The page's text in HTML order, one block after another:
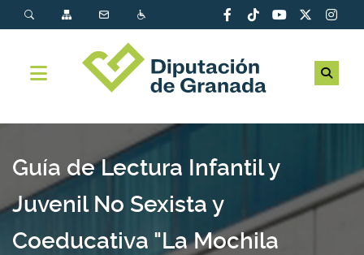
Guía de Lectura Infantil y
Juvenil No Sexista y
Coeducativa "La Mochila